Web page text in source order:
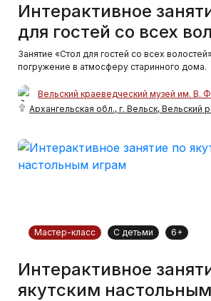
Интерактивное
для гостей со всех
Занятие «Стол для гостей со всех
погружение в атмосферу старинного дома.
Вельский краеведческий музей им. В.
Архангельская обл., г. Вельск, Вельский
Мастер-класс С детьми 6+
Интерактивное
якутским